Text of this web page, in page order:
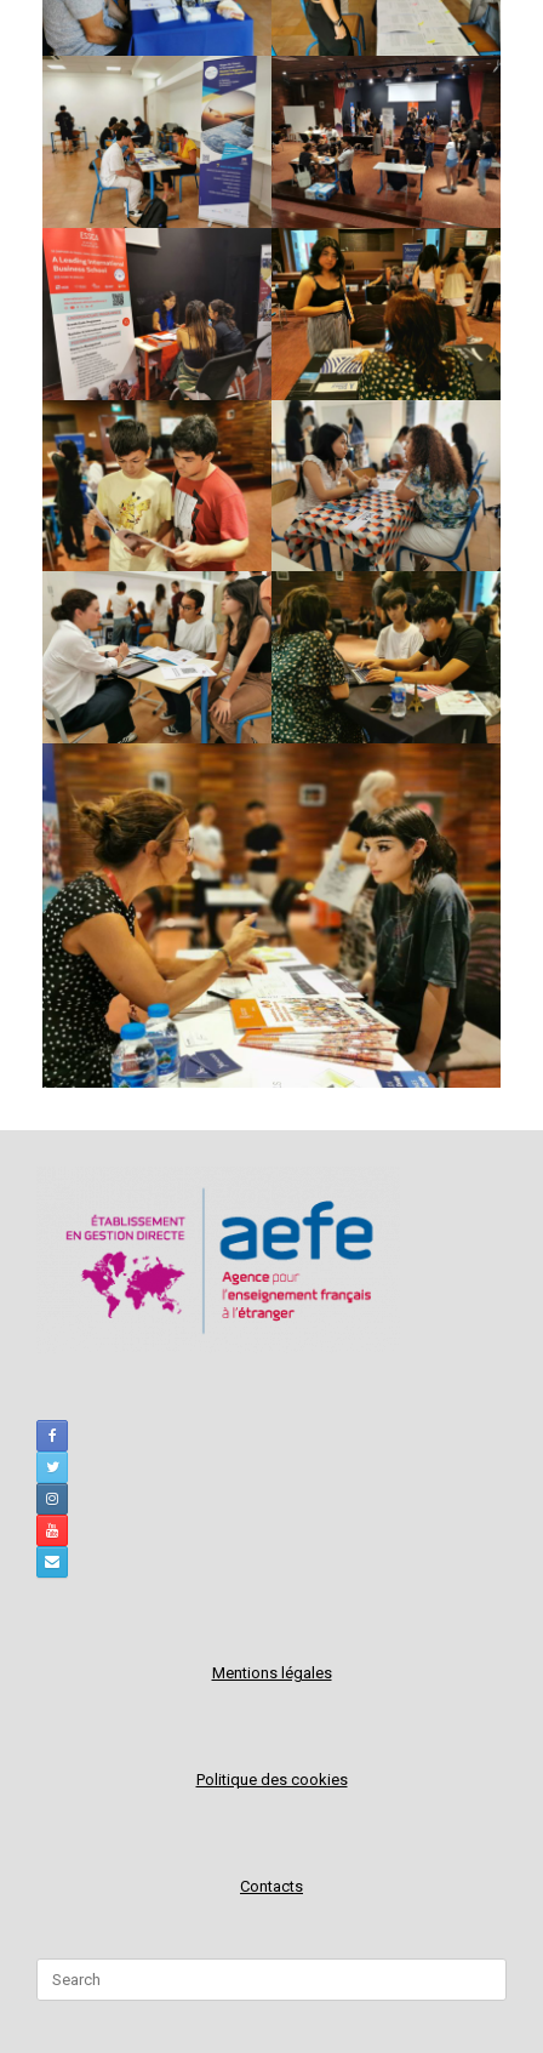
Mentions légales
Politique des cookies
Contacts
for: